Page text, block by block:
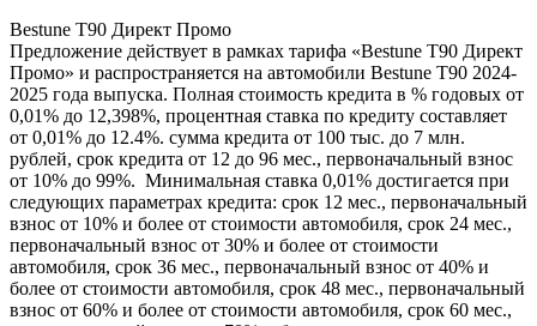
Bestune T90 Директ Промо
Предложение действует в рамках тарифа «Bestune T90 Директ
Промо» и распространяется на автомобили Bestune T90 2024-
2025 года выпуска. Полная стоимость кредита в % годовых от
0,01% до 12,398%, процентная ставка по кредиту составляет
от 0,01% до 12.4%. сумма кредита от 100 тыс. до 7 млн.
рублей, срок кредита от 12 до 96 мес., первоначальный взнос
от 10% до 99%. Минимальная ставка 0,01% достигается при
следующих параметрах кредита: срок 12 мес., первоначальный
взнос от 10% и более от стоимости автомобиля, срок 24 мес.,
первоначальный взнос от 30% и более от стоимости
автомобиля, срок 36 мес., первоначальный взнос от 40% и
более от стоимости автомобиля, срок 48 мес., первоначальный
взнос от 60% и более от стоимости автомобиля, срок 60 мес.,